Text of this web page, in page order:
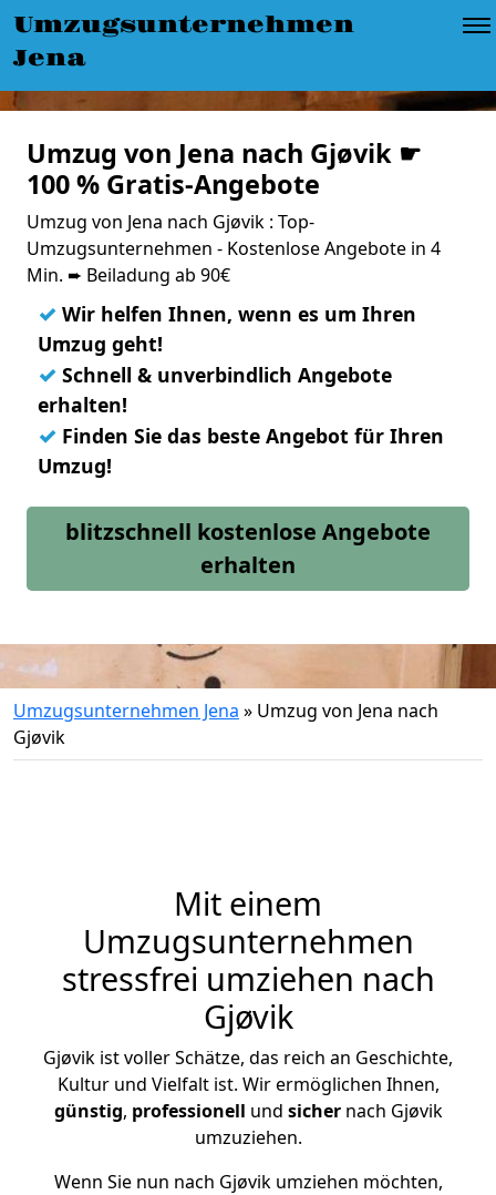
Umzugsunternehmen
Jena
Umzug von Jena nach Gjøvik ☛
100 % Gratis-Angebote
Umzug von Jena nach Gjøvik : Top-
Umzugsunternehmen - Kostenlose Angebote in 4
Min. ➨ Beiladung ab 90€
✓ Wir helfen Ihnen, wenn es um Ihren
Umzug geht!
✓ Schnell & unverbindlich Angebote
erhalten!
✓ Finden Sie das beste Angebot für Ihren
Umzug!
blitzschnell kostenlose Angebote
erhalten
Umzugsunternehmen Jena » Umzug von Jena nach
Gjøvik
Mit einem
Umzugsunternehmen
stressfrei umziehen nach
Gjøvik
Gjøvik ist voller Schätze, das reich an Geschichte,
Kultur und Vielfalt ist. Wir ermöglichen Ihnen,
günstig, professionell und sichernach Gjøvik
umzuziehen.
Wenn Sie nun nach Gjøvik umziehen möchten,